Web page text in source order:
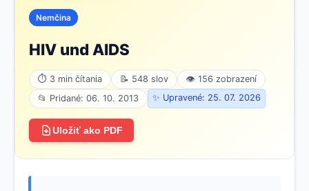
Nemčina
HIV und AIDS
⏱ 3 min čítania 📝 548 slov
👁 156 zobrazení
📂 Pridané: 06. 10. 2013
✨ Upravené: 25. 07. 2026
Uložiť ako PDF